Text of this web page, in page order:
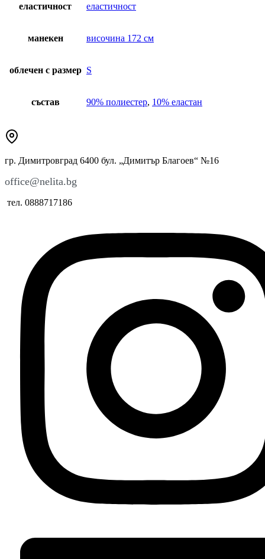
еластичност еластичност
манекен височина 172 см
облечен с размер S
състав 90% полиестер, 10% еластан
гр. Димитровград 6400 бул. „Димитър Благоев“ №16
office@nelita.bg
тел. 0888717186